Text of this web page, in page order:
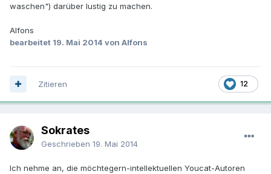
waschen") darüber lustig zu machen.
Alfons
bearbeitet 19. Mai 2014 von Alfons
12
Zitieren
Sokrates
Geschrieben 19. Mai 2014
Ich nehme an, die möchtegern-intellektuellen Youcat-Autoren